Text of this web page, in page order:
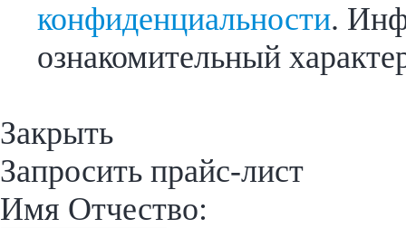
конфиденциальности.
ознакомительный
Закрыть
Запросить прайс-лист
Имя Отчество: